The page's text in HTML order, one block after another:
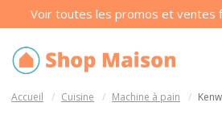
Voir toutes les promos et ventes
Accueil Cuisine Machine à pain